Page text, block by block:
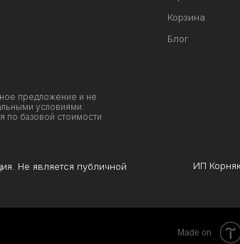
Корзина
Блог
Не является публичной
ИП
предложение и не
условиями.
по базовой стоимости
Made on